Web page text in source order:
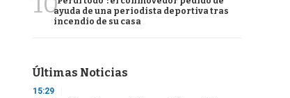
ayuda de una periodista deportiva tras
incendio de su casa
Últimas Noticias
15:29